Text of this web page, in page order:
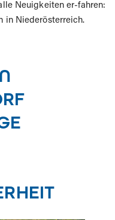
Neuigkeiten er-fahren:
in Niederösterreich.